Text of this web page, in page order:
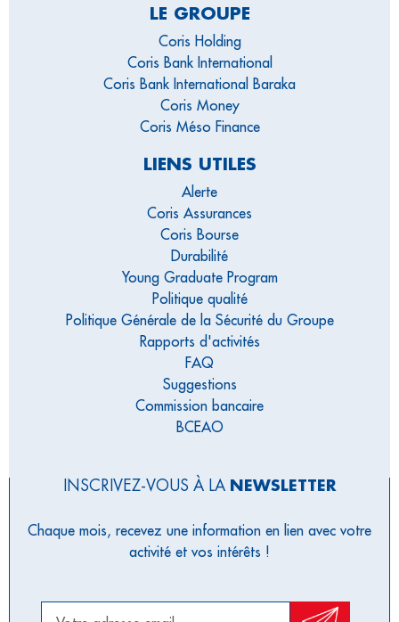
LE GROUPE
Coris Holding
Coris Bank International
Coris Bank International Baraka
Coris Money
Coris Méso Finance
LIENS UTILES
Alerte
Coris Assurances
Coris Bourse
Durabilité
Young Graduate Program
Politique qualité
Politique Générale de la Sécurité du Groupe
Rapports d'activités
FAQ
Suggestions
Commission bancaire
BCEAO
INSCRIVEZ-VOUS À LA NEWSLETTER
Chaque mois, recevez une information en lien avec votre
activité et vos intérêts !